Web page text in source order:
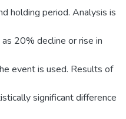
holding period. Analysis is
20% decline or rise in
event is used. Results of
significant difference